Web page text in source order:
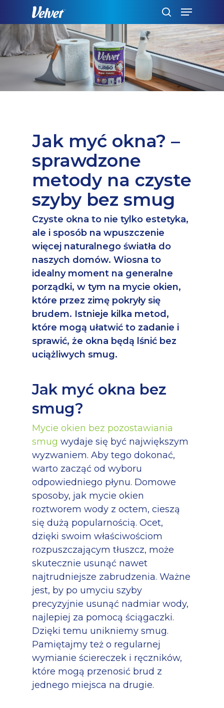
main
content
szukaj
Menu
Jak myć okna? –
sprawdzone
metody na czyste
szyby bez smug
Czyste okna to nie tylko estetyka,
ale i sposób na wpuszczenie
więcej naturalnego światła do
naszych domów. Wiosna to
idealny moment na generalne
porządki, w tym na mycie okien,
które przez zimę pokryły się
brudem. Istnieje kilka metod,
które mogą ułatwić to zadanie i
sprawić, że okna będą lśnić bez
uciążliwych smug.
Jak myć okna bez
smug?
Mycie okien bez pozostawiania
smug wydaje się być największym
wyzwaniem. Aby tego dokonać,
warto zacząć od wyboru
odpowiedniego płynu. Domowe
sposoby, jak mycie okien
roztworem wody z octem, cieszą
się dużą popularnością. Ocet,
dzięki swoim właściwościom
rozpuszczającym tłuszcz, może
skutecznie usunąć nawet
najtrudniejsze zabrudzenia. Ważne
jest, by po umyciu szyby
precyzyjnie usunąć nadmiar wody,
najlepiej za pomocą ściągaczki.
Dzięki temu unikniemy smug.
Pamiętajmy też o regularnej
wymianie ściereczek i ręczników,
które mogą przenosić brud z
jednego miejsca na drugie.